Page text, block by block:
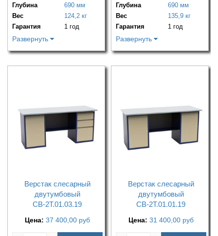
Глубина
690 мм
Вес
124,2 кг
Гарантия
1 год
Развернуть
Глубина
690 мм
Вес
135,9 кг
Гарантия
1 год
Развернуть
Верстак слесарный
двутумбовый
СВ-2Т.01.03.19
Цена: 37 400,00 руб
Верстак слесарный
двутумбовый
СВ-2Т.01.01.19
Цена: 31 400,00 руб